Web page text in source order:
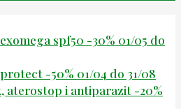
spf50 -30% 01/05 do
-50% 01/04 do 31/08
aterostop i antiparazit -20%